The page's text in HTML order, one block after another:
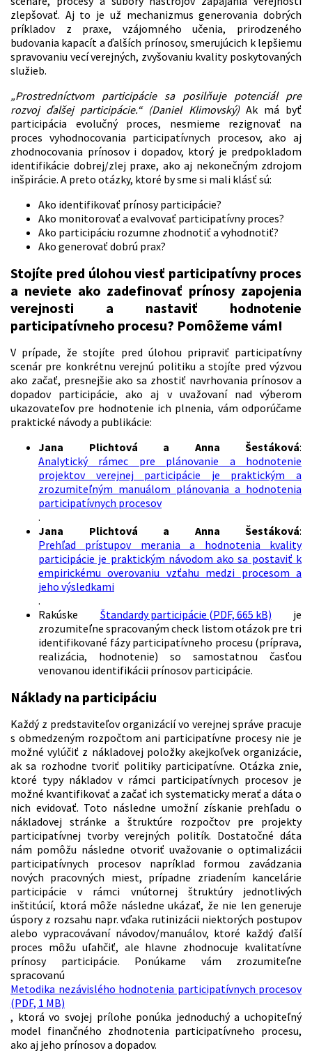
zlepšovať. Aj to je už mechanizmus generovania dobrých
príkladov z praxe, vzájomného učenia, prirodzeného
budovania kapacít a ďalších prínosov, smerujúcich k lepšiemu
spravovaniu vecí verejných, zvyšovaniu kvality poskytovaných
služieb.
„Prostredníctvom participácie sa posilňuje potenciál pre
rozvoj ďalšej participácie.“ (Daniel Klimovský)Ak má byť
participácia evolučný proces, nesmieme rezignovať na
proces vyhodnocovania participatívnych procesov, ako aj
zhodnocovania prínosov i dopadov, ktorý je predpokladom
identifikácie dobrej/zlej praxe, ako aj nekonečným zdrojom
inšpirácie. A preto otázky, ktoré by sme si mali klásť sú:
Ako identifikovať prínosy participácie?
Ako monitorovať a evalvovať participatívny proces?
Ako participáciu rozumne zhodnotiť a vyhodnotiť?
Ako generovať dobrú prax?
Stojíte pred úlohou viesť participatívny proces
a neviete ako zadefinovať prínosy zapojenia
verejnosti a nastaviť hodnotenie
participatívneho procesu? Pomôžeme vám!
V prípade, že stojíte pred úlohou pripraviť participatívny
scenár pre konkrétnu verejnú politiku a stojíte pred výzvou
ako začať, presnejšie ako sa zhostiť navrhovania prínosov a
dopadov participácie, ako aj v uvažovaní nad výberom
ukazovateľov pre hodnotenie ich plnenia, vám odporúčame
praktické návody a publikácie:
Jana Plichtová a Anna Šestáková:
Analytický rámec pre plánovanie a hodnotenie
projektov verejnej participácie je praktickým a
zrozumiteľným manuálom plánovania a hodnotenia
participatívnych procesov
.
Jana Plichtová a Anna Šestáková:
Prehľad prístupov merania a hodnotenia kvality
participácie je praktickým návodom ako sa postaviť k
empirickému overovaniu vzťahu medzi procesom a
jeho výsledkami
.
Rakúske Štandardy participácie (PDF, 665 kB) je
zrozumiteľne spracovaným check listom otázok pre tri
identifikované fázy participatívneho procesu (príprava,
realizácia, hodnotenie) so samostatnou časťou
venovanou identifikácii prínosov participácie.
Náklady na participáciu
Každý z predstaviteľov organizácií vo verejnej správe pracuje
s obmedzeným rozpočtom ani participatívne procesy nie je
možné vylúčiť z nákladovej položky akejkoľvek organizácie,
ak sa rozhodne tvoriť politiky participatívne. Otázka znie,
ktoré typy nákladov v rámci participatívnych procesov je
možné kvantifikovať a začať ich systematicky merať a dáta o
nich evidovať. Toto následne umožní získanie prehľadu o
nákladovej stránke a štruktúre rozpočtov pre projekty
participatívnej tvorby verejných politík. Dostatočné dáta
nám pomôžu následne otvoriť uvažovanie o optimalizácii
participatívnych procesov napríklad formou zavádzania
nových pracovných miest, prípadne zriadením kancelárie
participácie v rámci vnútornej štruktúry jednotlivých
inštitúcií, ktorá môže následne ukázať, že nie len generuje
úspory z rozsahu napr. vďaka rutinizácii niektorých postupov
alebo vypracovávaní návodov/manuálov, ktoré každý ďalší
proces môžu uľahčiť, ale hlavne zhodnocuje kvalitatívne
prínosy participácie. Ponúkame vám zrozumiteľne
spracovanú
Metodika nezávislého hodnotenia participatívnych procesov
(PDF, 1 MB)
, ktorá vo svojej prílohe ponúka jednoduchý a uchopiteľný
model finančného zhodnotenia participatívneho procesu,
ako aj jeho prínosov a dopadov.